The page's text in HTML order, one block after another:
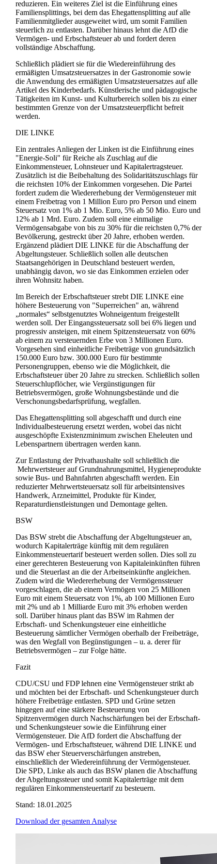
reduzieren. Ein weiteres Ziel ist die Einführung eines
Familiensplittings, bei dem das Ehegattensplitting auf alle
Familienmitglieder ausgeweitet wird, um somit Familien
steuerlich zu entlasten. Darüber hinaus lehnt die AfD die
Vermögen- und Erbschaftsteuer ab und fordert deren
vollständige Abschaffung.
Schließlich plädiert sie für die Wiedereinführung des
ermäßigten Umsatzsteuersatzes in der Gastronomie sowie
die Anwendung des ermäßigten Umsatzsteuersatzes auf alle
Artikel des Kinderbedarfs. Künstlerische und pädagogische
Tätigkeiten im Kunst- und Kulturbereich sollen bis zu einer
bestimmten Grenze von der Umsatzsteuerpflicht befreit
werden.
DIE LINKE
Ein zentrales Anliegen der Linken ist die Einführung eines
"Energie-Soli" für Reiche als Zuschlag auf die
Einkommensteuer, Lohnsteuer und Kapitalertragsteuer.
Zusätzlich ist die Beibehaltung des Solidaritätszuschlags für
die reichsten 10% der Einkommen vorgesehen. Die Partei
fordert zudem die Wiedererhebung der Vermögensteuer mit
einem Freibetrag von 1 Million Euro pro Person und einem
Steuersatz von 1% ab 1 Mio. Euro, 5% ab 50 Mio. Euro und
12% ab 1 Mrd. Euro. Zudem soll eine einmalige
Vermögensabgabe von bis zu 30% für die reichsten 0,7% der
Bevölkerung, gestreckt über 20 Jahre, erhoben werden.
Ergänzend plädiert DIE LINKE für die Abschaffung der
Abgeltungsteuer. Schließlich sollen alle deutschen
Staatsangehörigen in Deutschland besteuert werden,
unabhängig davon, wo sie das Einkommen erzielen oder
ihren Wohnsitz haben.
Im Bereich der Erbschaftsteuer strebt DIE LINKE eine
höhere Besteuerung von "Superreichen" an, während
„normales“ selbstgenutztes Wohneigentum freigestellt
werden soll. Der Eingangssteuersatz soll bei 6% liegen und
progressiv ansteigen, mit einem Spitzensteuersatz von 60%
ab einem zu versteuernden Erbe von 3 Millionen Euro.
Vorgesehen sind einheitliche Freibeträge von grundsätzlich
150.000 Euro bzw. 300.000 Euro für bestimmte
Personengruppen, ebenso wie die Möglichkeit, die
Erbschaftsteuer über 20 Jahre zu strecken. Schließlich sollen
Steuerschlupflöcher, wie Vergünstigungen für
Betriebsvermögen, große Wohnungsbestände und die
Verschonungsbedarfsprüfung, wegfallen.
Das Ehegattensplitting soll abgeschafft und durch eine
Individualbesteuerung ersetzt werden, wobei das nicht
ausgeschöpfte Existenzminimum zwischen Eheleuten und
Lebenspartnern übertragen werden kann.
Zur Entlastung der Privathaushalte soll schließlich die
Mehrwertsteuer auf Grundnahrungsmittel, Hygieneprodukte
sowie Bus- und Bahnfahrten abgeschafft werden. Ein
reduzierter Mehrwertsteuersatz soll für arbeitsintensives
Handwerk, Arzneimittel, Produkte für Kinder,
Reparaturdienstleistungen und Demontage gelten.
BSW
Das BSW strebt die Abschaffung der Abgeltungsteuer an,
wodurch Kapitalerträge künftig mit dem regulären
Einkommensteuertarif besteuert werden sollen. Dies soll zu
einer gerechteren Besteuerung von Kapitaleinkünften führen
und die Steuerlast an die der Arbeitseinkünfte angleichen.
Zudem wird die Wiedererhebung der Vermögenssteuer
vorgeschlagen, die ab einem Vermögen von 25 Millionen
Euro mit einem Steuersatz von 1%, ab 100 Millionen Euro
mit 2% und ab 1 Milliarde Euro mit 3% erhoben werden
soll. Darüber hinaus plant das BSW im Rahmen der
Erbschaft- und Schenkungsteuer eine einheitliche
Besteuerung sämtlicher Vermögen oberhalb der Freibeträge,
was den Wegfall von Begünstigungen – u. a. derer für
Betriebsvermögen – zur Folge hätte.
Fazit
CDU/CSU und FDP lehnen eine Vermögensteuer strikt ab
und möchten bei der Erbschaft- und Schenkungsteuer durch
höhere Freibeträge entlasten. SPD und Grüne setzen
hingegen auf eine stärkere Besteuerung von
Spitzenvermögen durch Nachschärfungen bei der Erbschaft-
und Schenkungsteuer sowie die Einführung einer
Vermögensteuer. Die AfD fordert die Abschaffung der
Vermögen- und Erbschaftsteuer, während DIE LINKE und
das BSW eher Steuerverschärfungen anstreben,
einschließlich der Wiedereinführung der Vermögensteuer.
Die SPD, Linke als auch das BSW planen die Abschaffung
der Abgeltungssteuer und somit Kapitalerträge mit dem
regulären Einkommensteuertarif zu besteuern.
Stand: 18.01.2025
Download der gesamten Analyse